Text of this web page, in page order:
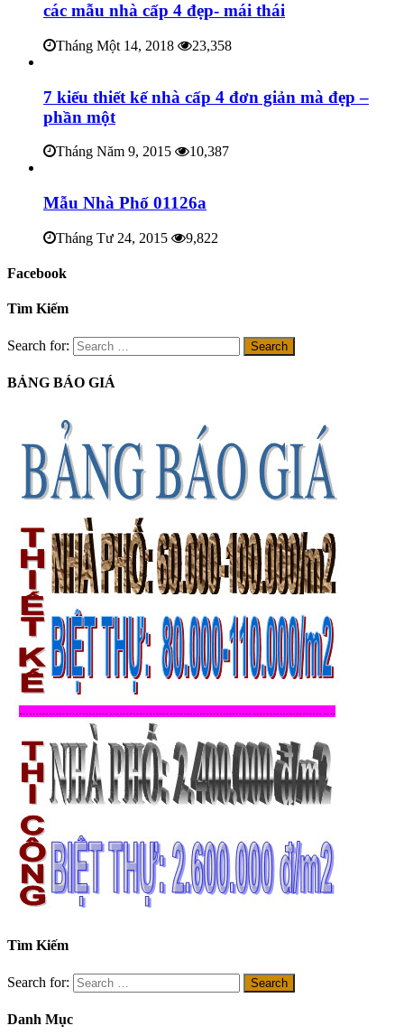
các mẫu nhà cấp 4 đẹp- mái thái
Tháng Một 14, 2018 23,358
7 kiểu thiết kế nhà cấp 4 đơn giản mà đẹp –
phần một
Tháng Năm 9, 2015 10,387
Mẫu Nhà Phố 01126a
Tháng Tư 24, 2015 9,822
Facebook
Tìm Kiếm
Search for:
BẢNG BÁO GIÁ
Tìm Kiếm
Search for:
Danh Mục